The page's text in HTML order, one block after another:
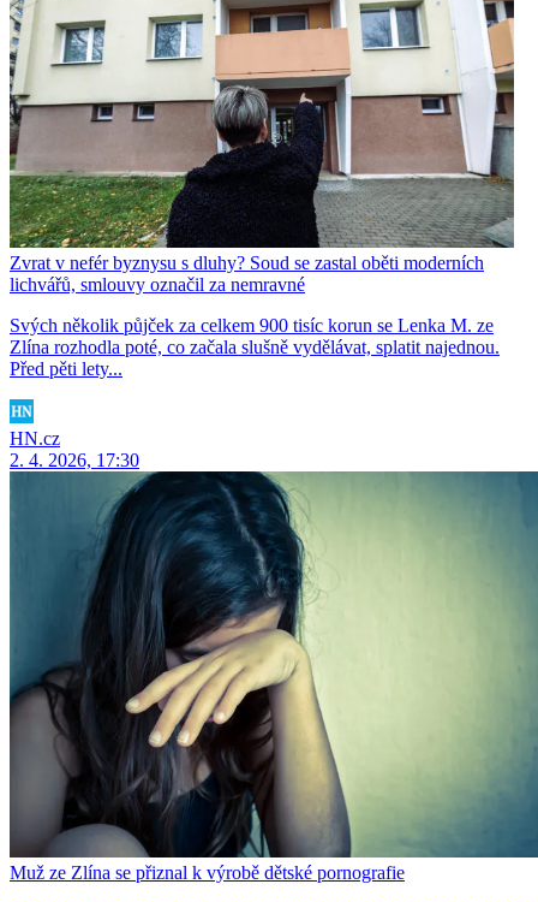
Zvrat v nefér byznysu s dluhy? Soud se zastal oběti moderních
lichvářů, smlouvy označil za nemravné
Svých několik půjček za celkem 900 tisíc korun se Lenka M. ze
Zlína rozhodla poté, co začala slušně vydělávat, splatit najednou.
Před pěti lety...
HN.cz
2. 4. 2026, 17:30
Muž ze Zlína se přiznal k výrobě dětské pornografie